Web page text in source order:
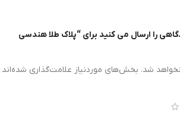
را ارسال می کنید برای “پلاک طلا هندسی
شد. بخش‌های موردنیاز علامت‌گذاری شده‌اند